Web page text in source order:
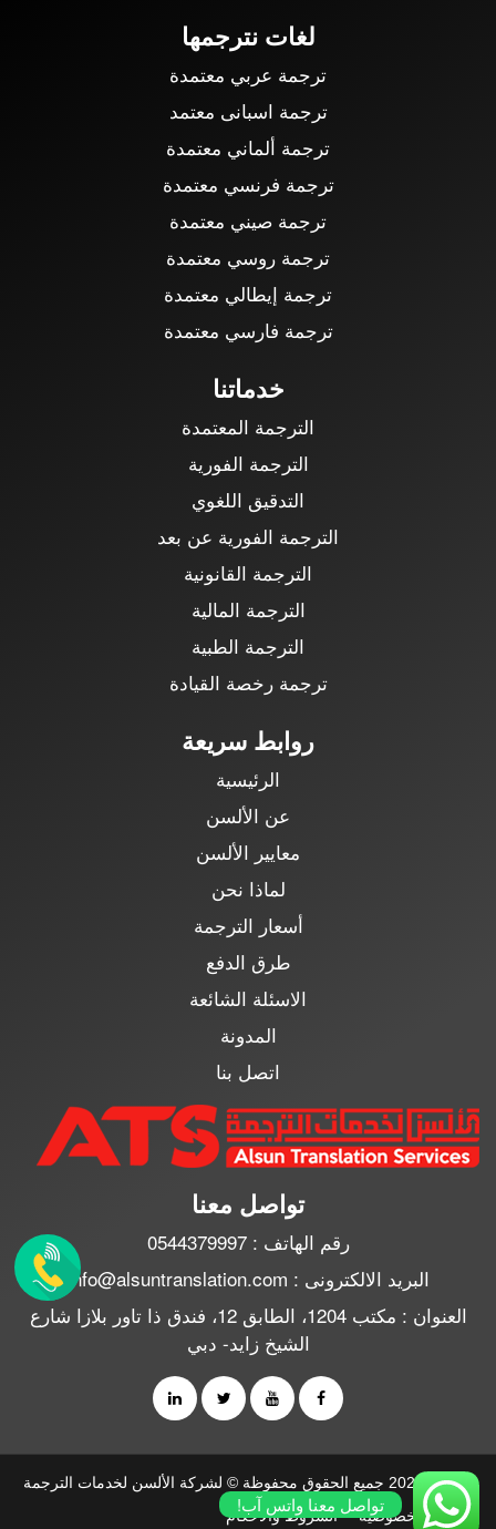
لغات نترجمها
ترجمة عربي معتمدة
ترجمة اسبانى معتمد
ترجمة ألماني معتمدة
ترجمة فرنسي معتمدة
ترجمة صيني معتمدة
ترجمة روسي معتمدة
ترجمة إيطالي معتمدة
ترجمة فارسي معتمدة
خدماتنا
الترجمة المعتمدة
الترجمة الفورية
التدقيق اللغوي
الترجمة الفورية عن بعد
الترجمة القانونية
الترجمة المالية
الترجمة الطبية
ترجمة رخصة القيادة
روابط سريعة
الرئيسية
عن الألسن
معايير الألسن
لماذا نحن
أسعار الترجمة
طرق الدفع
الاسئلة الشائعة
المدونة
اتصل بنا
تواصل معنا
رقم الهاتف : 0544379997
البريد الالكترونى : info@alsuntranslation.com
العنوان : مكتب 1204، الطابق 12، فندق ذا تاور بلازا شارع
الشيخ زايد- دبي
تواصل معنا واتس آب!
2010 - 2026 جميع الحقوق محفوظة © لشركة الألسن لخدمات الترجمة
سياسة الخصوصية
الشروط والأحكام